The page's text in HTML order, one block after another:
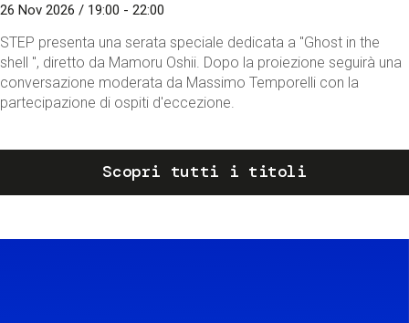
26 Nov 2026 / 19:00 - 22:00
STEP presenta una serata speciale dedicata a "Ghost in the
shell ", diretto da Mamoru Oshii. Dopo la proiezione seguirà una
conversazione moderata da Massimo Temporelli con la
partecipazione di ospiti d'eccezione.
Scopri tutti i titoli